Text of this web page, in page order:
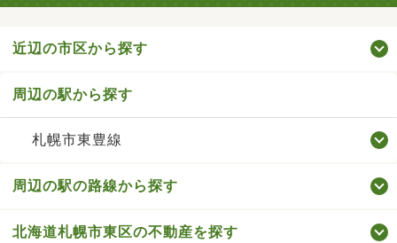
近辺の市区から探す
周辺の駅から探す
札幌市東豊線
周辺の駅の路線から探す
北海道札幌市東区の不動産を探す